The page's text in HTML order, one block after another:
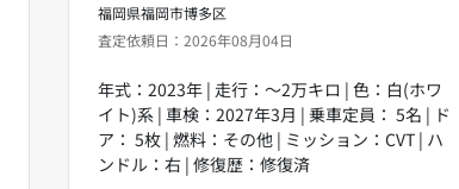
福岡県福岡市博多区
査定依頼日：2026年08月04日
年式：2023年 | 走行：～2万キロ | 色：白(ホワ
イト)系 | 車検：2027年3月 | 乗車定員： 5名 | ド
ア： 5枚 | 燃料：その他 | ミッション：CVT | ハ
ンドル：右 | 修復歴：修復済